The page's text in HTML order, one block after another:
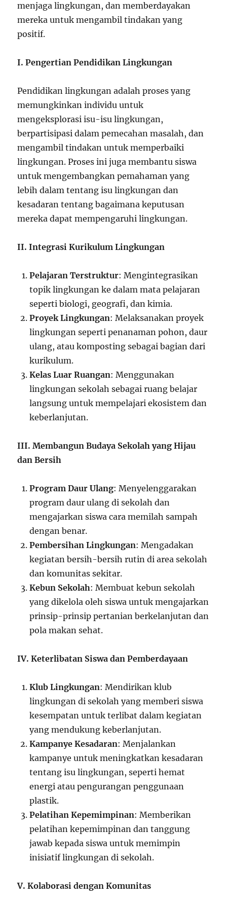
menjaga lingkungan, dan memberdayakan
mereka untuk mengambil tindakan yang
positif.
I. Pengertian Pendidikan Lingkungan
Pendidikan lingkungan adalah proses yang
memungkinkan individu untuk
mengeksplorasi isu-isu lingkungan,
berpartisipasi dalam pemecahan masalah, dan
mengambil tindakan untuk memperbaiki
lingkungan. Proses ini juga membantu siswa
untuk mengembangkan pemahaman yang
lebih dalam tentang isu lingkungan dan
kesadaran tentang bagaimana keputusan
mereka dapat mempengaruhi lingkungan.
II. Integrasi Kurikulum Lingkungan
Pelajaran Terstruktur: Mengintegrasikan
topik lingkungan ke dalam mata pelajaran
seperti biologi, geografi, dan kimia.
Proyek Lingkungan: Melaksanakan proyek
lingkungan seperti penanaman pohon, daur
ulang, atau komposting sebagai bagian dari
kurikulum.
Kelas Luar Ruangan: Menggunakan
lingkungan sekolah sebagai ruang belajar
langsung untuk mempelajari ekosistem dan
keberlanjutan.
III. Membangun Budaya Sekolah yang Hijau
dan Bersih
Program Daur Ulang: Menyelenggarakan
program daur ulang di sekolah dan
mengajarkan siswa cara memilah sampah
dengan benar.
Pembersihan Lingkungan: Mengadakan
kegiatan bersih-bersih rutin di area sekolah
dan komunitas sekitar.
Kebun Sekolah: Membuat kebun sekolah
yang dikelola oleh siswa untuk mengajarkan
prinsip-prinsip pertanian berkelanjutan dan
pola makan sehat.
IV. Keterlibatan Siswa dan Pemberdayaan
Klub Lingkungan: Mendirikan klub
lingkungan di sekolah yang memberi siswa
kesempatan untuk terlibat dalam kegiatan
yang mendukung keberlanjutan.
Kampanye Kesadaran: Menjalankan
kampanye untuk meningkatkan kesadaran
tentang isu lingkungan, seperti hemat
energi atau pengurangan penggunaan
plastik.
Pelatihan Kepemimpinan: Memberikan
pelatihan kepemimpinan dan tanggung
jawab kepada siswa untuk memimpin
inisiatif lingkungan di sekolah.
V. Kolaborasi dengan Komunitas